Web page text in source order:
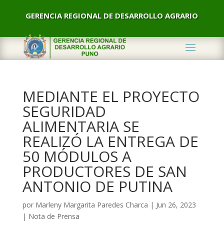
GERENCIA REGIONAL DE DESARROLLO AGRARIO
MEDIANTE EL PROYECTO
SEGURIDAD
ALIMENTARIA SE
REALIZÓ LA ENTREGA DE
50 MÓDULOS A
PRODUCTORES DE SAN
ANTONIO DE PUTINA
por Marleny Margarita Paredes Charca | Jun 26, 2023
| Nota de Prensa